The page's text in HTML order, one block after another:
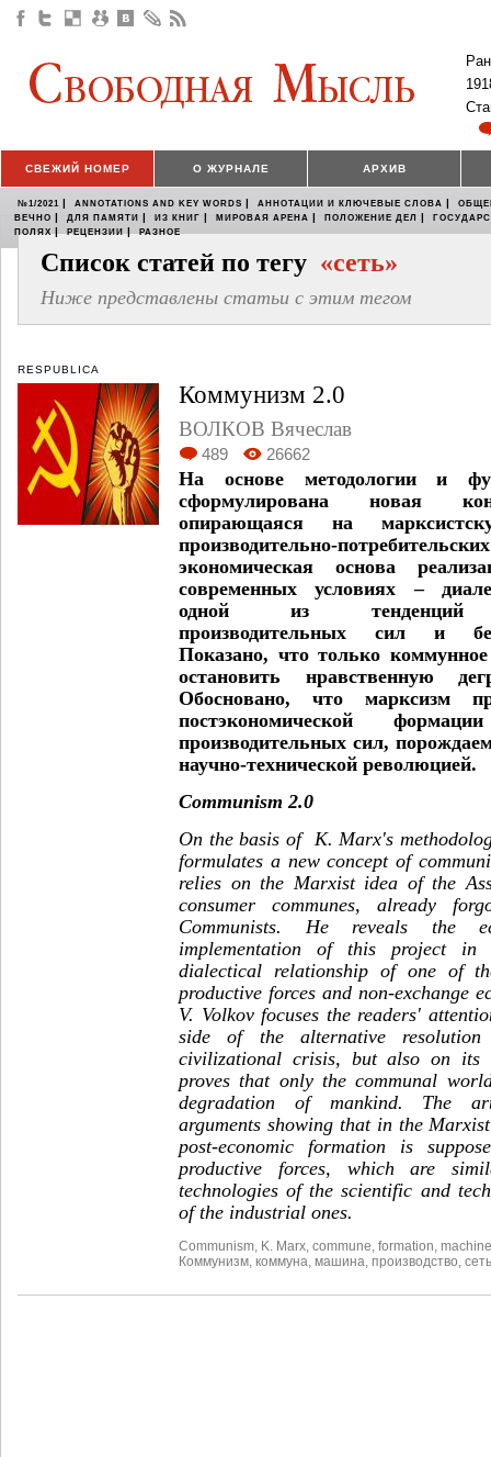
СВЕЖИЙ НОМЕР О ЖУРНАЛЕ АРХИВ
№1/2021 | ANNOTATIONS AND KEY WORDS | АННОТАЦИИ И КЛЮЧЕВЫЕ СЛОВА |
ВЕЧНО | ДЛЯ ПАМЯТИ | ИЗ КНИГ | МИРОВАЯ АРЕНА | ПОЛОЖЕНИЕ ДЕЛ |
ПОЛЯХ | РЕЦЕНЗИИ | РАЗНОЕ
Список статей по тегу «сеть»
Ниже представлены статьи с этим тегом
RESPUBLICA
Коммунизм 2.0
ВОЛКОВ Вячеслав
489 26662
На основе методологии и
сформулирована новая
опирающаяся на
производительно-
экономическая основа
современных условиях –
одной из тенденций
производительных сил и
Показано, что только
остановить нравственную
Обосновано, что марксизм
постэкономической
производительных сил,
научно-технической революцией.
Communism 2.0
On the basis of K. Marx's
formulates a new concept of
relies on the Marxist idea of the
consumer communes, already
Communists. He reveals the
implementation of this project in
dialectical relationship of one of
productive forces and non-exchange
V. Volkov focuses the readers'
side of the alternative
civilizational crisis, but also on its
proves that only the communal
degradation of mankind. The
arguments showing that in the
post-economic formation is
productive forces, which are
technologies of the scientific and
of the industrial ones.
Communism K. Marx commune formation machine
Коммунизм коммуна машина производство сеть